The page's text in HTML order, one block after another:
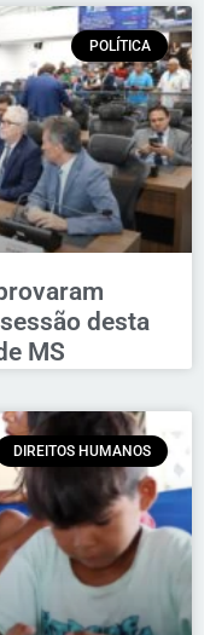
POLÍTICA
desta
MS
DIREITOS HUMANOS